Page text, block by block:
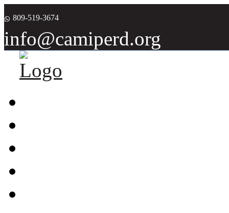
809-519-3674
info@camiperd.org